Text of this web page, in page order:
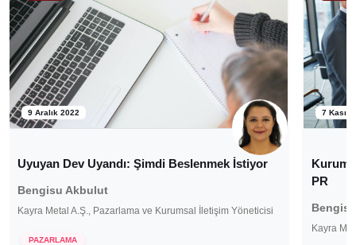
9 Aralık 2022
Uyuyan Dev Uyandı: Şimdi Beslenmek İstiyor
Bengisu Akbulut
Kayra Metal A.Ş., Pazarlama ve Kurumsal İletişim Yöneticisi
PAZARLAMA
7 Kasım
PR
Kayra